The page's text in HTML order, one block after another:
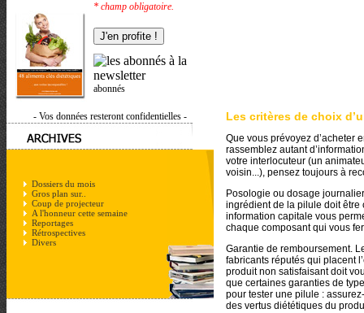
* champ obligatoire.
abonnés
- Vos données resteront confidentielles -
Dossiers du mois
Gros plan sur..
Coup de projecteur
A l'honneur cette semaine
Reportages
Rétrospectives
Divers
Les critères de choix
Que vous prévoyez d’acheter
rassemblez autant
votre interlocuteur (un
voisin...), pensez toujours à
Posologie ou dosage
ingrédient de la pilule doit être
information capitale vous
chaque composant qui vous
Garantie de remboursement.
fabricants réputés qui placent
produit non satisfaisant doit
que certaines garanties de
pour tester une pilule :
des vertus diététiques du